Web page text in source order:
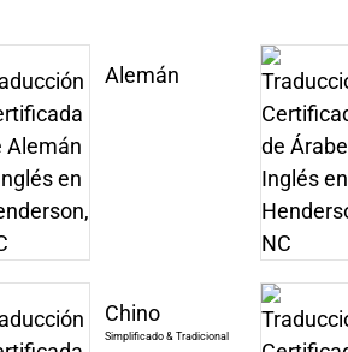
Alemán
Chino
Simplificado & Tradicional